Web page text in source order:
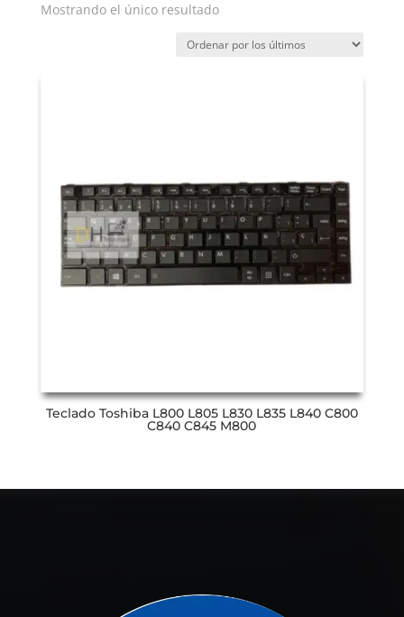
Mostrando el único resultado
Teclado Toshiba L800 L805 L830 L835 L840 C800
C840 C845 M800